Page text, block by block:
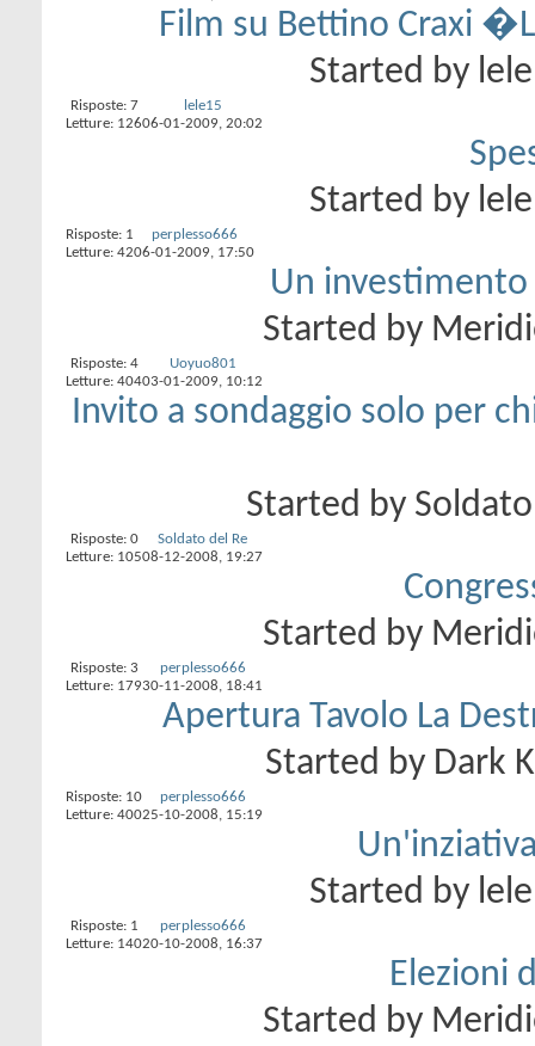
Film su Bettino Craxi
Started by
Risposte: 7
Letture: 126
lele15
06-01-2009, 20:02
Started by
Risposte: 1
Letture: 42
perplesso666
06-01-2009, 17:50
Un
Started by
Risposte: 4
Letture: 404
Uoyuo801
03-01-2009, 10:12
Invito a sondaggio solo per
Started by
Risposte: 0
Letture: 105
Soldato del Re
08-12-2008, 19:27
Started by
Risposte: 3
Letture: 179
perplesso666
30-11-2008, 18:41
Apertura Tavolo La
Started by Dark
Risposte: 10
Letture: 400
perplesso666
25-10-2008, 15:19
Started by
Risposte: 1
Letture: 140
perplesso666
20-10-2008, 16:37
Elezioni
Started by